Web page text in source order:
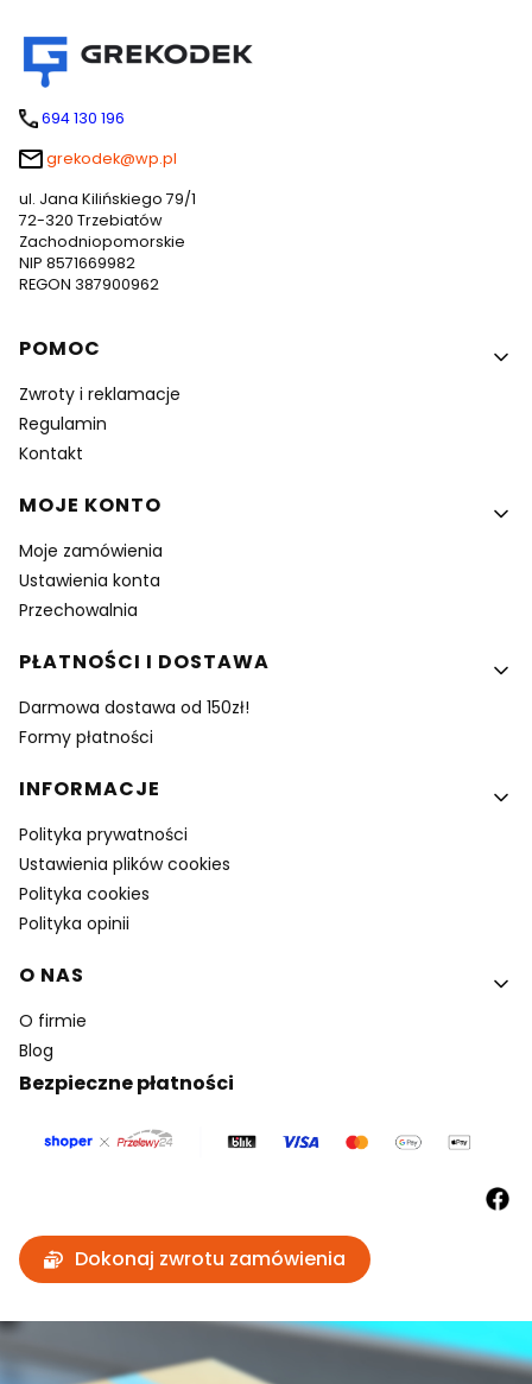
694 130 196
grekodek@wp.pl
ul. Jana Kilińskiego 79/1
72-320 Trzebiatów
Zachodniopomorskie
NIP 8571669982
REGON 387900962
Linki w stopce
POMOC
Zwroty i reklamacje
Regulamin
Kontakt
MOJE KONTO
Moje zamówienia
Ustawienia konta
Przechowalnia
PŁATNOŚCI I DOSTAWA
Darmowa dostawa od 150zł!
Formy płatności
INFORMACJE
Polityka prywatności
Ustawienia plików cookies
Polityka cookies
Polityka opinii
O NAS
O firmie
Blog
Bezpieczne płatności
Dokonaj zwrotu zamówienia